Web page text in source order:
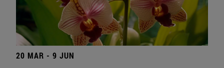
20 MAR - 9 JUN